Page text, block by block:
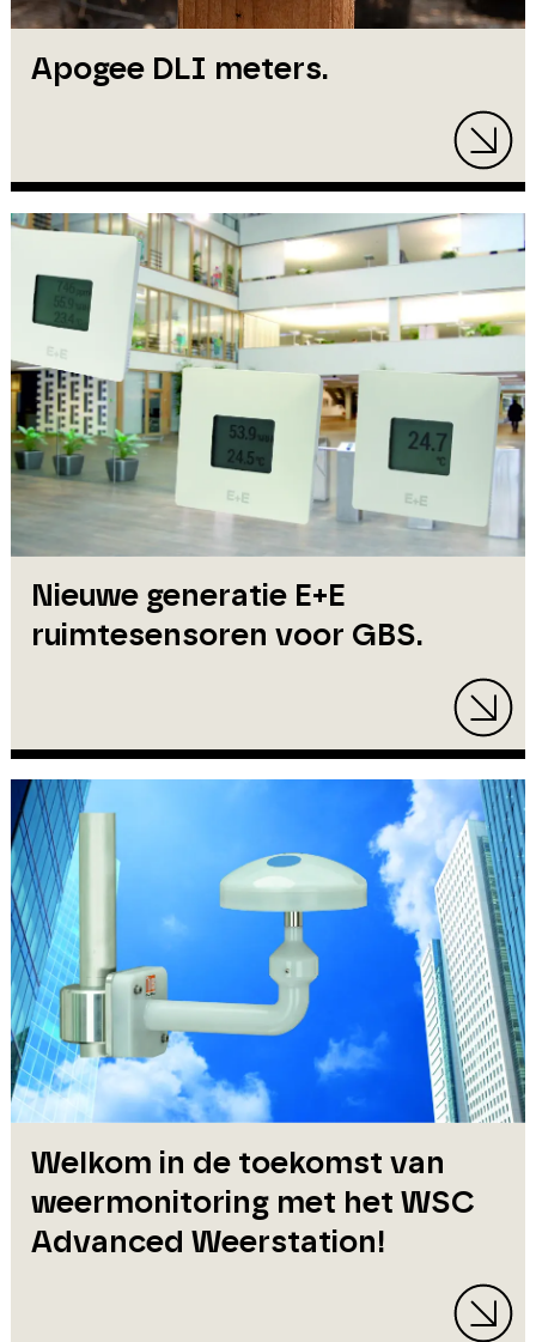
Apogee DLI meters.
Nieuwe generatie E+E
ruimtesensoren voor GBS.
Welkom in de toekomst van
weermonitoring met het WSC
Advanced Weerstation!